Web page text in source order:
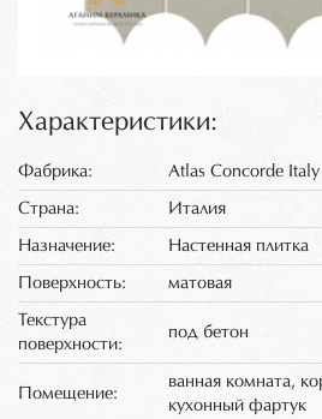
Характеристики:
Фабрика: Atlas Concorde Italy
Страна: Италия
Назначение: Настенная плитка
Поверхность: матовая
Текстура
поверхности:
под бетон
Помещение:
ванная комната,
кухонный фартук